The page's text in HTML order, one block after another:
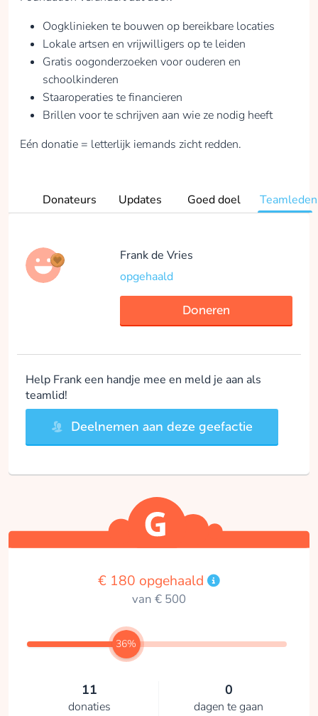
Oogklinieken te bouwen op bereikbare locaties
Lokale artsen en vrijwilligers op te leiden
Gratis oogonderzoeken voor ouderen en
schoolkinderen
Staaroperaties te financieren
Brillen voor te schrijven aan wie ze nodig heeft
Eén donatie = letterlijk iemands zicht redden.
Donateurs Updates Goed doel Teamleden
Frank de Vries
opgehaald
Doneren
Help Frank een handje mee en meld je aan als
teamlid!
Deelnemen aan deze geefactie
€ 180 opgehaald
van € 500
36%
11
donaties
0
dagen te gaan